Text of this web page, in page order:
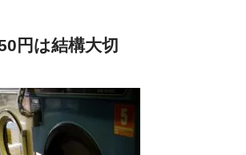
円は結構大切